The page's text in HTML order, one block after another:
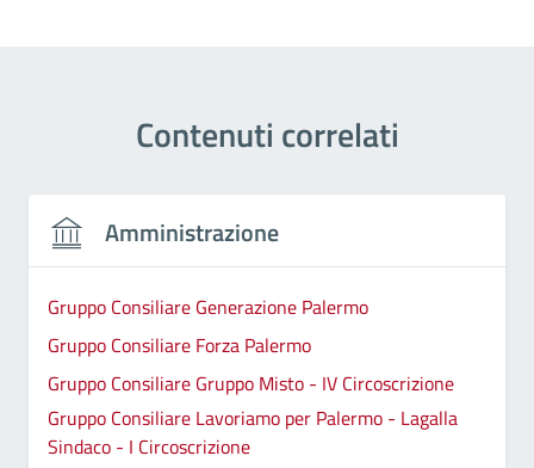
Contenuti correlati
Amministrazione
Gruppo Consiliare Generazione Palermo
Gruppo Consiliare Forza Palermo
Gruppo Consiliare Gruppo Misto - IV Circoscrizione
Gruppo Consiliare Lavoriamo per Palermo - Lagalla
Sindaco - I Circoscrizione